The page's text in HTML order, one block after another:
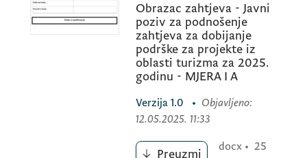
Obrazac zahtjeva - Javni
poziv za podnošenje
zahtjeva za dobijanje
podrške za projekte iz
oblasti turizma za 2025.
godinu - MJERA I A
Verzija 1.0 • Objavljeno:
12.05.2025. 11:33
Preuzmi
docx • 25